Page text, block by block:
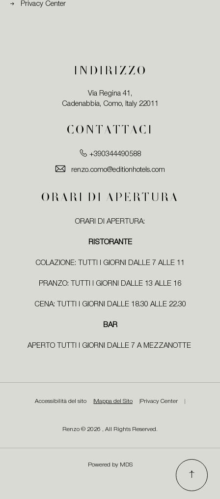
Privacy Center
INDIRIZZO
Via Regina 41,
Cadenabbia, Como, Italy 22011
CONTATTACI
+390344490588
renzo.como@editionhotels.com
ORARI DI APERTURA
ORARI DI APERTURA:
RISTORANTE
COLAZIONE: TUTTI I GIORNI DALLE 7 ALLE 11
PRANZO: TUTTI I GIORNI DALLE 13 ALLE 16
CENA: TUTTI I GIORNI DALLE 18.30 ALLE 22.30
BAR
APERTO TUTTI I GIORNI DALLE 7 A MEZZANOTTE
Accessibilità del sito Mappa del Sito Privacy Center
Renzo © 2026 , All Rights Reserved.
Powered by MDS